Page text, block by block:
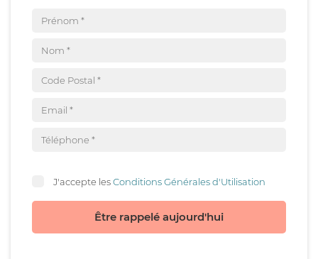
J'accepte lesConditions Générales d'Utilisation
Être rappelé aujourd'hui